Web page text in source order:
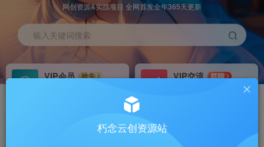
网创资源&实战项目 全网首发全年365天更新
输入关键词搜索
VIP会员
抢先
VIP交流
群聊
研究探讨更多创业项目路子。
会员专属推广链接
搭建同款网站，自己当老板
朽念云创资源站